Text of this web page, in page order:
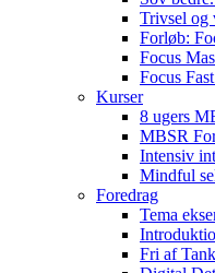
Trivsel og
Forløb:
Focus
Focus
Kurser
8 ugers
MBSR
Intensiv
Mindful
Foredrag
Tema
Fri af